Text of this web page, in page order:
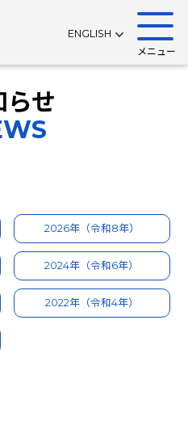
ENGLISH
メニュー
らせ
2026年（令和8年）
2024年（令和6年）
2022年（令和4年）